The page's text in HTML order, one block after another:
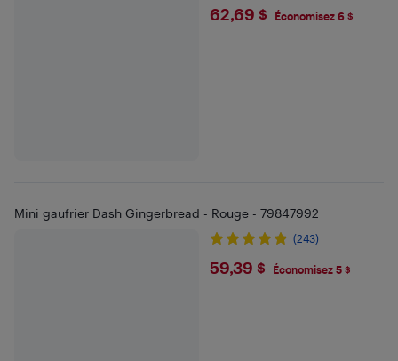
$62.69
62,69 $ Économisez 6 $
Mini gaufrier Dash Gingerbread - Rouge - 79847992
(243)
$59.39
59,39 $ Économisez 5 $